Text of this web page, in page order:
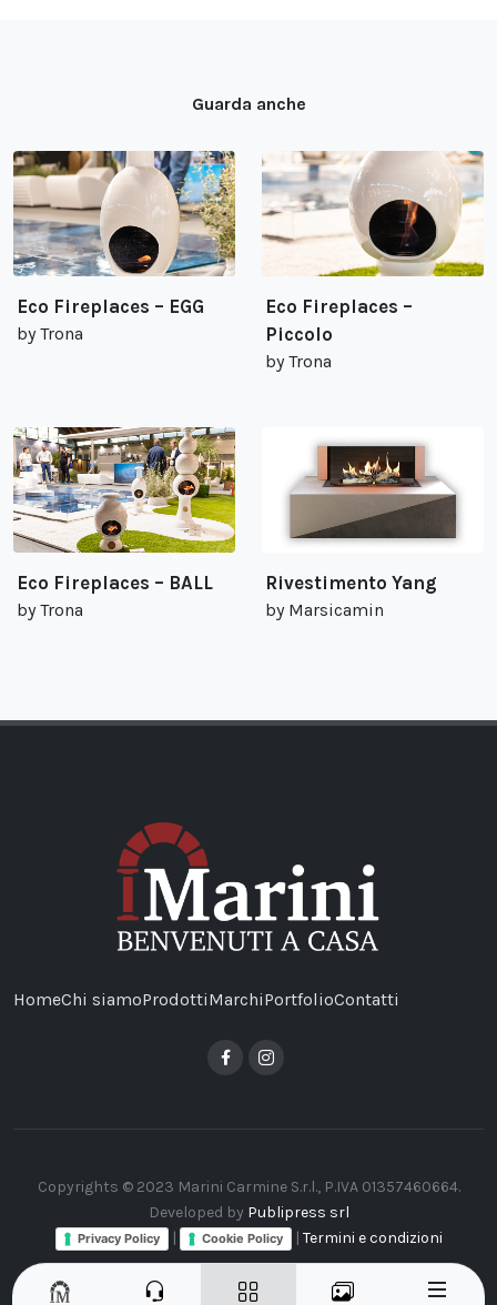
Guarda anche
Eco Fireplaces – EGG
by Trona
Eco Fireplaces –
Piccolo
by Trona
Eco Fireplaces – BALL
by Trona
Rivestimento Yang
by Marsicamin
HomeChi siamoProdottiMarchiPortfolioContatti
Copyrights © 2023 Marini Carmine S.r.l., P.IVA 01357460664.
Developed by Publipress srl
Privacy Policy | Cookie Policy | Termini e condizioni